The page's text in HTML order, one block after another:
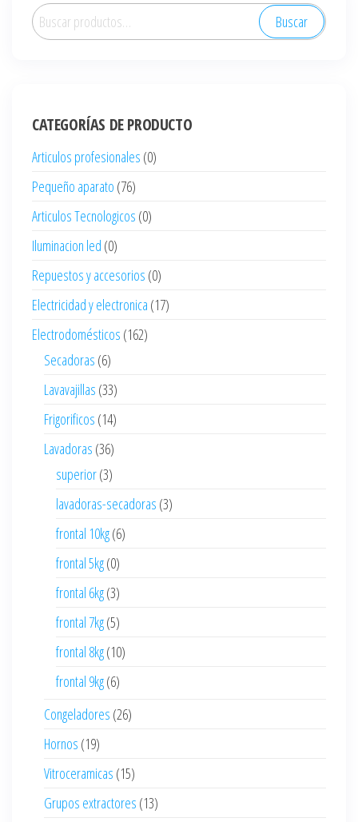
Buscar
por:
Buscar
CATEGORÍAS DE PRODUCTO
Articulos profesionales (0)
Pequeño aparato (76)
Articulos Tecnologicos (0)
Iluminacion led (0)
Repuestos y accesorios (0)
Electricidad y electronica (17)
Electrodomésticos (162)
Secadoras (6)
Lavavajillas (33)
Frigorificos (14)
Lavadoras (36)
superior(3)
lavadoras-secadoras (3)
frontal 10kg(6)
frontal 5kg(0)
frontal 6kg(3)
frontal 7kg(5)
frontal 8kg(10)
frontal 9kg(6)
Congeladores (26)
Hornos (19)
Vitroceramicas (15)
Grupos extractores (13)